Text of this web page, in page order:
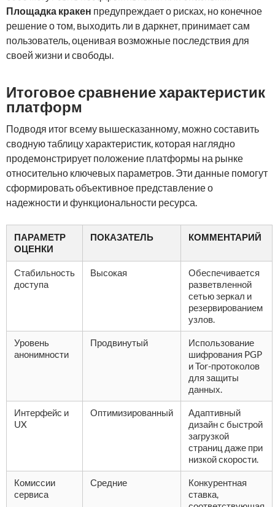
Площадка кракен предупреждает о рисках, но конечное
решение о том, выходить ли в даркнет, принимает сам
пользователь, оценивая возможные последствия для
своей жизни и свободы.
Итоговое сравнение характеристик
платформ
Подводя итог всему вышесказанному, можно составить
сводную таблицу характеристик, которая наглядно
продемонстрирует положение платформы на рынке
относительно ключевых параметров. Эти данные помогут
сформировать объективное представление о
надежности и функциональности ресурса.
ПАРАМЕТР
ОЦЕНКИ
ПОКАЗАТЕЛЬ КОММЕНТАРИЙ
Стабильность
доступа
Высокая
Обеспечивается
разветвленной
сетью зеркал и
резервированием
узлов.
Уровень
анонимности
Продвинутый
Использование
шифрования PGP
и Tor-протоколов
для защиты
данных.
Интерфейс и
UX
Оптимизированный
Адаптивный
дизайн с быстрой
загрузкой
страниц даже при
низкой скорости.
Комиссии
сервиса
Средние
Конкурентная
ставка,